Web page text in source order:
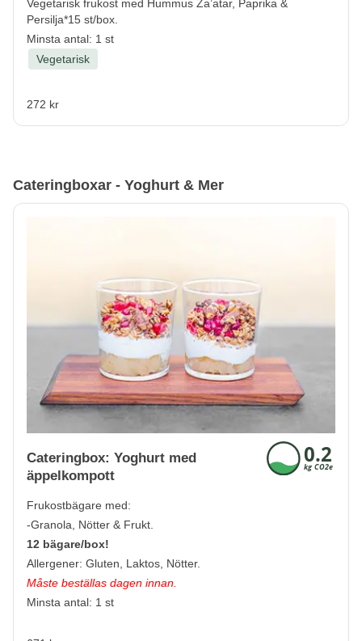
Vegetarisk frukost med Hummus Za’atar, Paprika &
Persilja*15 st/box.
Minsta antal: 1 st
Vegetarisk
272 kr
Cateringboxar - Yoghurt & Mer
Cateringbox: Yoghurt med
äppelkompott
Frukostbägare med:
-Granola, Nötter & Frukt.
12 bägare/box!
Allergener: Gluten, Laktos, Nötter.
Måste beställas dagen innan.
Minsta antal: 1 st